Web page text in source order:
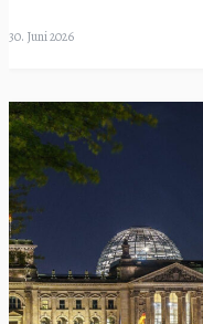
30. Juni 2026